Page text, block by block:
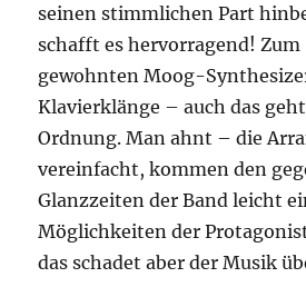
seinen stimmlichen Part
schafft es hervorragend! Zum
gewohnten Moog-
Klavierklänge – auch das
Ordnung. Man ahnt – die
vereinfacht, kommen den
Glanzzeiten der Band leicht
Möglichkeiten der
das schadet aber der Musik